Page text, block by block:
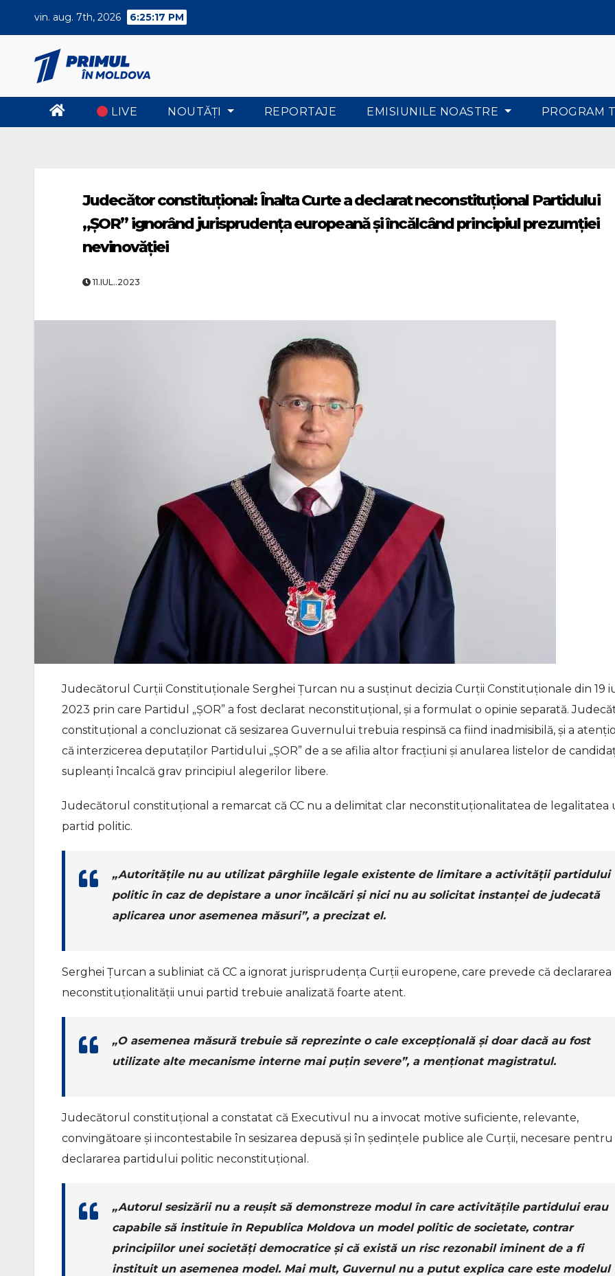
vin. aug. 7th, 2026 6:25:18 PM
LIVE NOUTĂŢI REPORTAJE EMISIUNILE NOASTRE PROGRAM
Judecător constituțional: Înalta Curte a declarat neconstituțional Partidului
„ȘOR” ignorând jurisprudența europeană și încălcând principiul prezumției
nevinovăției
11.IUL..2023
Judecătorul Curții Constituționale Serghei Țurcan nu a susținut decizia Curții Constituționale din 19
2023 prin care Partidul „ȘOR” a fost declarat neconstituțional, și a formulat o opinie separată.
constituțional a concluzionat că sesizarea Guvernului trebuia respinsă ca fiind inadmisibilă, și a
că interzicerea deputaților Partidului „ȘOR” de a se afilia altor fracțiuni și anularea listelor de
supleanți încalcă grav principiul alegerilor libere.
Judecătorul constituțional a remarcat că CC nu a delimitat clar neconstituționalitatea de legalitatea
partid politic.
„Autoritățile nu au utilizat pârghiile legale existente de limitare a activității partidului
politic în caz de depistare a unor încălcări și nici nu au solicitat instanței de judecată
aplicarea unor asemenea măsuri”, a precizat el.
Serghei Țurcan a subliniat că CC a ignorat jurisprudența Curții europene, care prevede că declararea
neconstituționalității unui partid trebuie analizată foarte atent.
„O asemenea măsură trebuie să reprezinte o cale excepțională și doar dacă au fost
utilizate alte mecanisme interne mai puțin severe”, a menționat magistratul.
Judecătorul constituțional a constatat că Executivul nu a invocat motive suficiente, relevante,
convingătoare și incontestabile în sesizarea depusă și în ședințele publice ale Curții, necesare pentru
declararea partidului politic neconstituțional.
„Autorul sesizării nu a reușit să demonstreze modul în care activitățile partidului erau
capabile să instituie în Republica Moldova un model politic de societate, contrar
principiilor unei societăți democratice și că există un risc rezonabil iminent de a fi
instituit un asemenea model. Mai mult, Guvernul nu a putut explica care este modelul